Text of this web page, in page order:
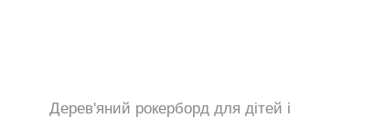
Дерев'яний рокерборд для дітей і